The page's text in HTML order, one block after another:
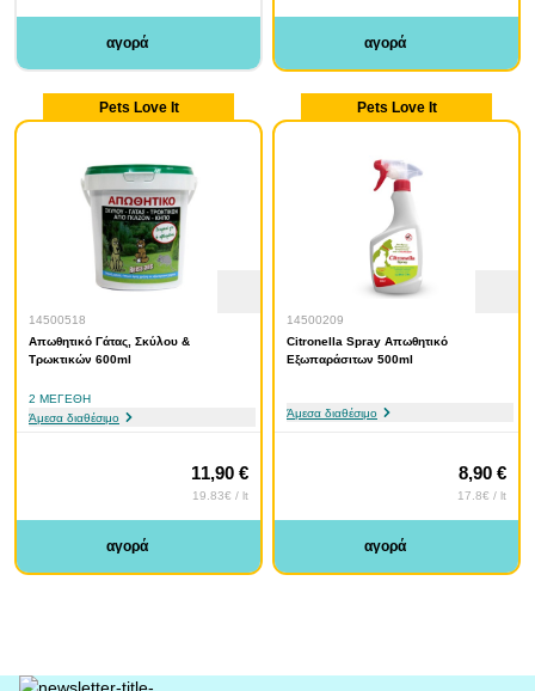
αγορά αγορά
Pets Love It
14500518
Απωθητικό Γάτας, Σκύλου &
Τρωκτικών 600ml
2 ΜΕΓΈΘΗ
Άμεσα διαθέσιμο
11,90 €
19.83€ / lt
αγορά
Pets Love It
14500209
Citronella Spray Απωθητικό
Εξωπαράσιτων 500ml
Άμεσα διαθέσιμο
8,90 €
17.8€ / lt
αγορά